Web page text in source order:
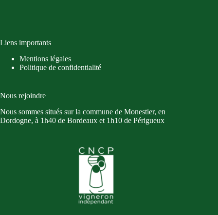
Liens importants
Mentions légales
Politique de confidentialité
Nous rejoindre
Nous sommes situés sur la commune de Monestier, en
Dordogne, à 1h40 de Bordeaux et 1h10 de Périgueux